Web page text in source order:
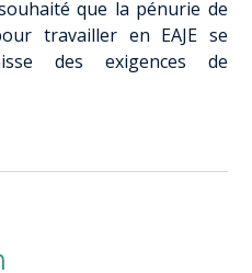
souhaité que la pénurie de
travailler en EAJE se
des exigences de